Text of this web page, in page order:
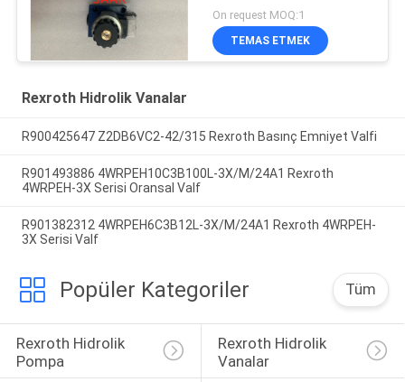
On request MOQ:1
TEMAS ETMEK
Rexroth Hidrolik Vanalar
R900425647 Z2DB6VC2-42/315 Rexroth Basınç Emniyet Valfi
R901493886 4WRPEH10C3B100L-3X/M/24A1 Rexroth
4WRPEH-3X Serisi Oransal Valf
R901382312 4WRPEH6C3B12L-3X/M/24A1 Rexroth 4WRPEH-
3X Serisi Valf
Popüler Kategoriler Tüm
Rexroth Hidrolik
Pompa
Rexroth Hidrolik
Vanalar